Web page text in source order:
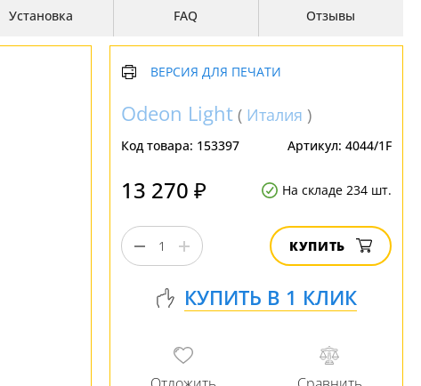
Установка FAQ Отзывы
ВЕРСИЯ ДЛЯ ПЕЧАТИ
Odeon Light ( Италия )
Код товара: 153397 Артикул: 4044/1F
13 270 ₽ На складе 234 шт.
КУПИТЬ